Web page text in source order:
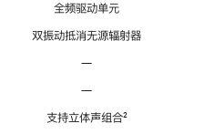
全频驱动单元
双振动抵消无源辐射器
—
—
支持立体声组合脚
²